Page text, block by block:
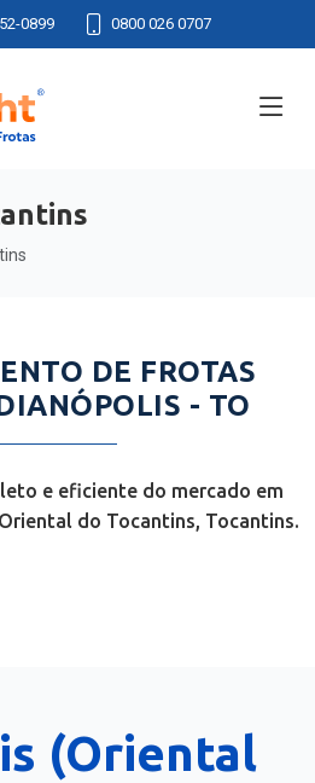
0899 0800 026 0707
DE FROTAS
- TO
e eficiente do mercado em
do Tocantins, Tocantins.
(Oriental